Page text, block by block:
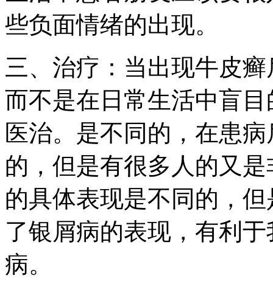
些负面情绪的出现。
三、治疗：当出现牛皮
而不是在日常生活中盲
医治。是不同的，在患
的，但是有很多人的又
的具体表现是不同的，
了银屑病的表现，有利
病。